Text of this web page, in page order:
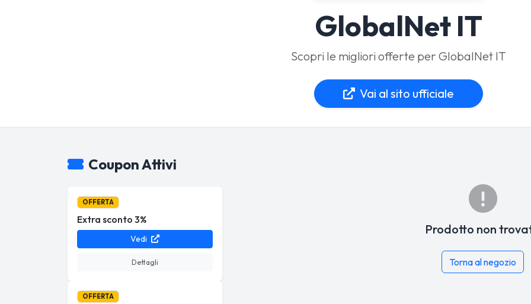
GlobalNet IT
Scopri le migliori offerte per GlobalNet IT
Vai al sito ufficiale
Coupon Attivi
OFFERTA
Extra sconto 3%
Vedi
Dettagli
OFFERTA
Prodotto non
Torna al negozio